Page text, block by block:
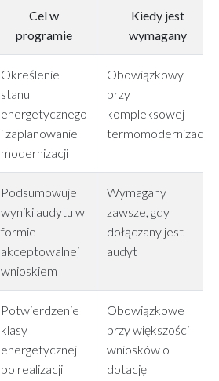
Cel w
programie
Kiedy jest
wymagany
Określenie
stanu
energetycznego
i zaplanowanie
modernizacji
Obowiązkowy
przy
kompleksowej
termomodernizacji
Podsumowuje
wyniki audytu w
formie
akceptowalnej
wnioskiem
Wymagany
zawsze, gdy
dołączany jest
audyt
Potwierdzenie
klasy
energetycznej
po realizacji
Obowiązkowe
przy większości
wniosków o
dotację